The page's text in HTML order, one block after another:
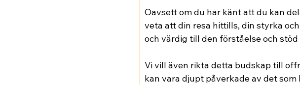
Oavsett om du har känt att du kan
veta att din resa hittills, din styrka
och värdig till den förståelse och stöd
Vi vill även rikta detta budskap till
kan vara djupt påverkade av det